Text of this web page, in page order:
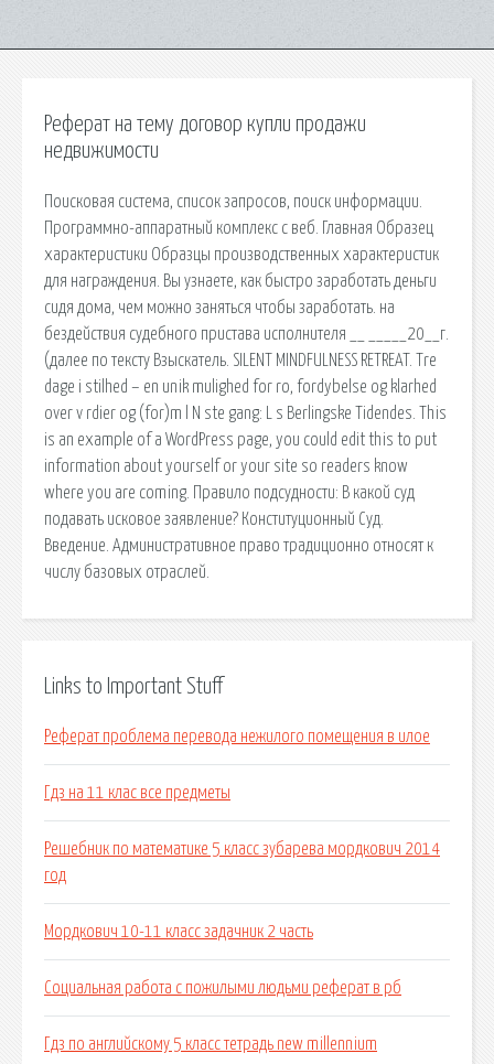
Реферат на тему договор купли продажи
недвижимости
Поисковая сиcтема, список запросов, поиск информации.
Программно-аппаратный комплекс с веб. Главная Образец
характеристики Образцы производственных характеристик
для награждения. Вы узнаете, как быстро заработать деньги
сидя дома, чем можно заняться чтобы заработать. на
бездействия судебного пристава исполнителя __ _____20__г.
(далее по тексту Взыскатель. SILENT MINDFULNESS RETREAT. Tre
dage i stilhed – en unik mulighed for ro, fordybelse og klarhed
over v rdier og (for)m l N ste gang: L s Berlingske Tidendes. This
is an example of a WordPress page, you could edit this to put
information about yourself or your site so readers know
where you are coming. Правило подсудности: В какой суд
подавать исковое заявление? Конституционный Суд.
Введение. Административное право традиционно относят к
числу базовых отраслей.
Links to Important Stuff
Реферат проблема перевода нежилого помещения в илое
Гдз на 11 клас все предметы
Решебник по математике 5 класс зубарева мордкович 2014
год
Мордкович 10-11 класс задачник 2 часть
Социальная работа с пожилыми людьми реферат в рб
Гдз по английскому 5 класс тетрадь new millennium